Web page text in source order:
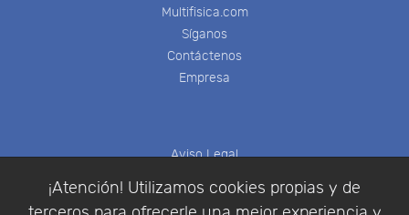
¡Atención! Utilizamos cookies propias y de
Multifisica.com
Síganos
Contáctenos
Empresa
Aviso Legal
Política de Privacidad